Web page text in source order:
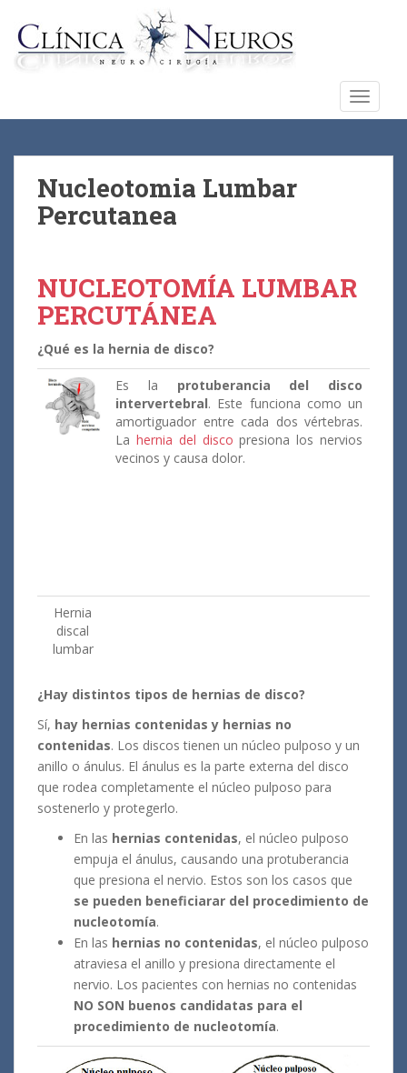
Nucleotomia Lumbar
Percutanea
NUCLEOTOMÍA LUMBAR
PERCUTÁNEA
¿Qué es la hernia de disco?
Es la protuberancia del disco
intervertebral. Este funciona como un
amortiguador entre cada dos vértebras.
La hernia del disco presiona los nervios
vecinos y causa dolor.
Hernia
discal
lumbar
¿Hay distintos tipos de hernias de disco?
Sí, hay hernias contenidas y hernias no
contenidas. Los discos tienen un núcleo pulposo y un
anillo o ánulus. El ánulus es la parte externa del disco
que rodea completamente el núcleo pulposo para
sostenerlo y protegerlo.
En las hernias contenidas, el núcleo pulposo
empuja el ánulus, causando una protuberancia
que presiona el nervio. Estos son los casos que
se pueden beneficiarar del procedimiento de
nucleotomía.
En las hernias no contenidas, el núcleo pulposo
atraviesa el anillo y presiona directamente el
nervio. Los pacientes con hernias no contenidas
NO SON buenos candidatas para el
procedimiento de nucleotomía.